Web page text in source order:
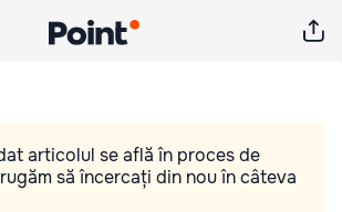
articolul se află în proces de
să încercați din nou în câteva